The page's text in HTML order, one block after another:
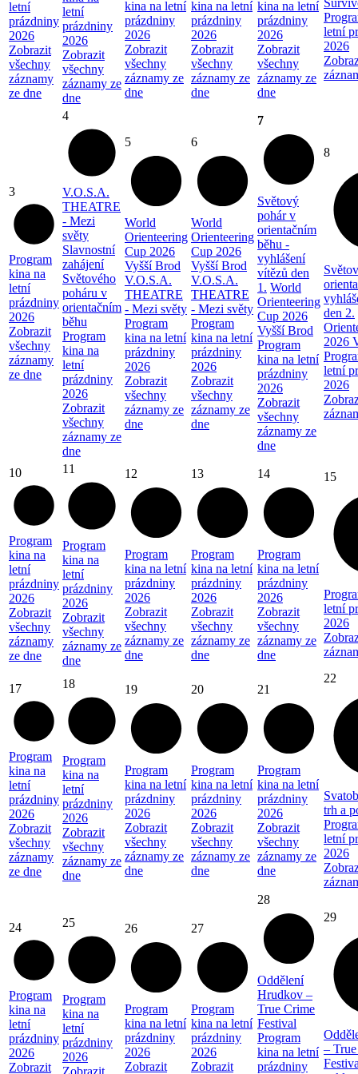
letní
prázdniny
2026
Zobrazit
všechny
záznamy
ze dne
letní
prázdniny
2026
Zobrazit
všechny
záznamy ze
dne
kina na letní
prázdniny
2026
Zobrazit
všechny
záznamy ze
dne
kina na letní
prázdniny
2026
Zobrazit
všechny
záznamy ze
dne
kina na letní
prázdniny
2026
Zobrazit
všechny
záznamy ze
dne
letní
2026
3
Program
kina na
letní
prázdniny
2026
Zobrazit
všechny
záznamy
ze dne
4
V.O.S.A.
THEATRE
- Mezi
světy
Slavnostní
zahájení
Světového
poháru v
orientačním
běhu
Program
kina na
letní
prázdniny
2026
Zobrazit
všechny
záznamy ze
dne
5
World
Orienteering
Cup 2026
Vyšší Brod
V.O.S.A.
THEATRE
- Mezi světy
Program
kina na letní
prázdniny
2026
Zobrazit
všechny
záznamy ze
dne
6
World
Orienteering
Cup 2026
Vyšší Brod
V.O.S.A.
THEATRE
- Mezi světy
Program
kina na letní
prázdniny
2026
Zobrazit
všechny
záznamy ze
dne
7
Světový
pohár v
orientačním
běhu -
vyhlášení
vítězů den
1. World
Orienteering
Cup 2026
Vyšší Brod
Program
kina na letní
prázdniny
2026
Zobrazit
všechny
záznamy ze
dne
8
den 2.
2026
letní
2026
10
Program
kina na
letní
prázdniny
2026
Zobrazit
všechny
záznamy
ze dne
11
Program
kina na
letní
prázdniny
2026
Zobrazit
všechny
záznamy ze
dne
12
Program
kina na letní
prázdniny
2026
Zobrazit
všechny
záznamy ze
dne
13
Program
kina na letní
prázdniny
2026
Zobrazit
všechny
záznamy ze
dne
14
Program
kina na letní
prázdniny
2026
Zobrazit
všechny
záznamy ze
dne
15
letní
2026
17
Program
kina na
letní
prázdniny
2026
Zobrazit
všechny
záznamy
ze dne
18
Program
kina na
letní
prázdniny
2026
Zobrazit
všechny
záznamy ze
dne
19
Program
kina na letní
prázdniny
2026
Zobrazit
všechny
záznamy ze
dne
20
Program
kina na letní
prázdniny
2026
Zobrazit
všechny
záznamy ze
dne
21
Program
kina na letní
prázdniny
2026
Zobrazit
všechny
záznamy ze
dne
22
trh a
letní
2026
24
Program
kina na
letní
prázdniny
2026
Zobrazit
25
Program
kina na
letní
prázdniny
2026
Zobrazit
26
Program
kina na letní
prázdniny
2026
Zobrazit
27
Program
kina na letní
prázdniny
2026
Zobrazit
28
Oddělení
Hrudkov –
True Crime
Festival
Program
kina na letní
prázdniny
29
–